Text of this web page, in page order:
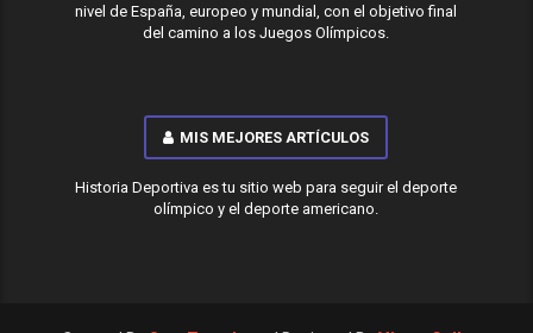
nivel de España, europeo y mundial, con el objetivo final
del camino a los Juegos Olímpicos.
MIS MEJORES ARTÍCULOS
Historia Deportiva es tu sitio web para seguir el deporte
olímpico y el deporte americano.